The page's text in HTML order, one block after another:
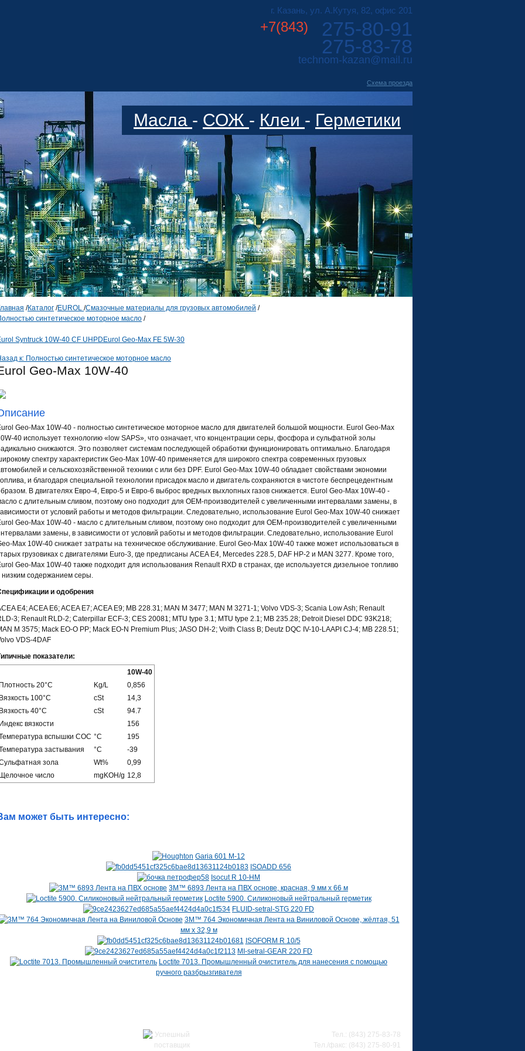
г. Казань, ул. А.Кутуя, 82, офис 201
+7(843) 275-80-91
275-83-78
technom-kazan@mail.ru
Cхема проезда
Масла - СОЖ - Клеи - Герметики
/Каталог /EUROL /Смазочные материалы для грузовых автомобилей /
синтетическое моторное масло /
Syntruck 10W-40 CF UHPD Eurol Geo-Max FE 5W-30
к: Полностью синтетическое моторное масло
Geo-Max 10W-40
Geo-Max 10W-40 - полностью синтетическое моторное масло для двигателей большой мощности. Eurol Geo-Max
40 использует технологию «low SAPS», что означает, что концентрации серы, фосфора и сульфатной золы
снижаются. Это позволяет системам последующей обработки функционировать оптимально. Благодаря
спектру характеристик Geo-Max 10W-40 применяется для широкого спектра современных грузовых
и сельскохозяйственной техники с или без DPF. Eurol Geo-Max 10W-40 обладает свойствами экономии
и благодаря специальной технологии присадок масло и двигатель сохраняются в чистоте беспрецедентным
В двигателях Евро-4, Евро-5 и Евро-6 выброс вредных выхлопных газов снижается. Eurol Geo-Max 10W-40 -
с длительным сливом, поэтому оно подходит для OEM-производителей с увеличенными интервалами замены, в
от условий работы и методов фильтрации. Следовательно, использование Eurol Geo-Max 10W-40 снижает
Geo-Max 10W-40 - масло с длительным сливом, поэтому оно подходит для OEM-производителей с увеличенными
замены, в зависимости от условий работы и методов фильтрации. Следовательно, использование Eurol
Max 10W-40 снижает затраты на техническое обслуживание. Eurol Geo-Max 10W-40 также может использоваться в
грузовиках с двигателями Euro-3, где предписаны ACEA E4, Mercedes 228.5, DAF HP-2 и MAN 3277. Кроме того,
Geo-Max 10W-40 также подходит для использования Renault RXD в странах, где используется дизельное топливо
низким содержанием серы.
и одобрения
E4; ACEA E6; ACEA E7; ACEA E9; MB 228.31; MAN M 3477; MAN M 3271-1; Volvo VDS-3; Scania Low Ash; Renault
3; Renault RLD-2; Caterpillar ECF-3; CES 20081; MTU type 3.1; MTU type 2.1; MB 235.28; Detroit Diesel DDC 93K218;
M 3575; Mack EO-O PP; Mack EO-N Premium Plus; JASO DH-2; Voith Class B; Deutz DQC IV-10-LAAPI CJ-4; MB 228.51;
VDS-4DAF
показатели:
10W-40
20°C Kg/L
0,856
100°C cSt
14,3
40°C cSt
94.7
вязкости
156
вспышки COC °C
195
застывания
°C
-39
зола
Wt%
0,99
число
mgKOH/g 12,8
может быть интересно:
Garia 601 M-12
ISOADD 656
Isocut R 10-HM
3M™ 6893 Лента на ПВХ основе, красная, 9 мм x 66 м
Loctite 5900. Силиконовый нейтральный герметик
FLUID-setral-STG 220 FD
3M™ 764 Экономичная Лента на Виниловой Основе, жёлтая, 51
мм х 32,9 м
ISOFORM R 10/5
MI-setral-GEAR 220 FD
Loctite 7013. Промышленный очиститель для нанесения с помощью
ручного разбрызгивателя
Тел.: (843) 275-83-78
Тел./факс: (843) 275-80-91